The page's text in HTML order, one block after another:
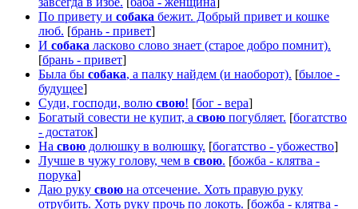
По привету и собака бежит. Добрый привет и кошке
люб. [брань - привет]
И собака ласково слово знает (старое добро помнит).
[брань - привет]
Была бы собака, а палку найдем (и наоборот). [былое -
будущее]
Суди, господи, волю свою! [бог - вера]
Богатый совести не купит, а свою погубляет. [богатство
- достаток]
На свою долюшку в волюшку. [богатство - убожество]
Лучше в чужу голову, чем в свою. [божба - клятва -
порука]
Даю руку свою на отсечение. Хоть правую руку
отрубить. Хоть руку прочь по локоть. [божба - клятва -